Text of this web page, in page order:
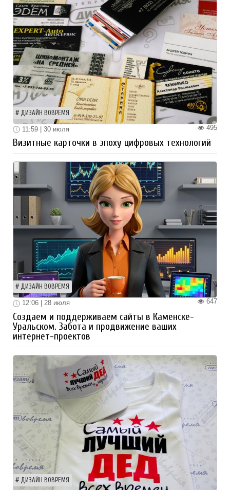
ДИЗАЙН ВОВРЕМЯ
495
11:59 | 30 июля
Визитные карточки в эпоху цифровых технологий
ДИЗАЙН ВОВРЕМЯ
647
12:06 | 28 июля
Создаем и поддерживаем сайты в Каменске-
Уральском. Забота и продвижение ваших
интернет-проектов
ДИЗАЙН ВОВРЕМЯ